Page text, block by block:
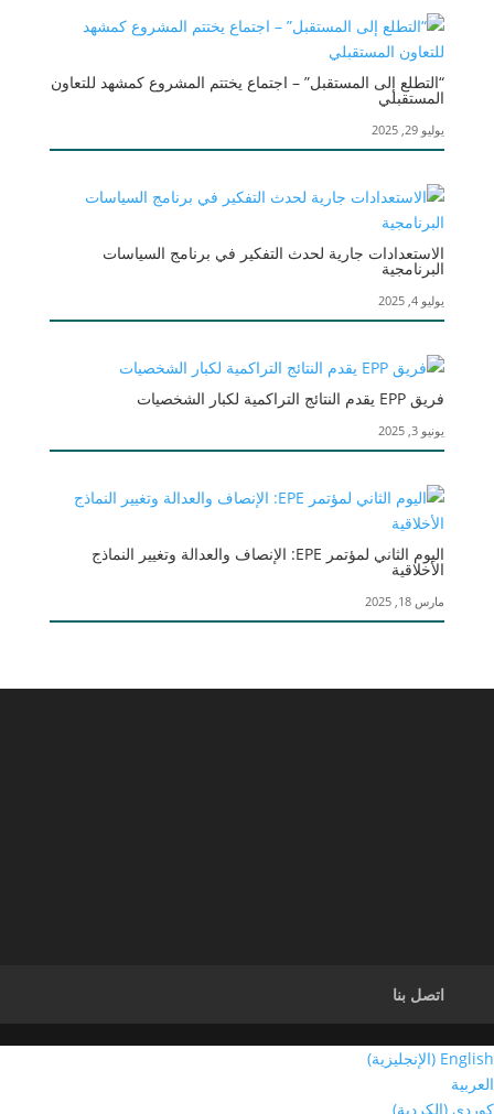
“التطلع إلى المستقبل” – اجتماع يختتم المشروع كمشهد للتعاون
المستقبلي
يوليو 29, 2025
الاستعدادات جارية لحدث التفكير في برنامج السياسات
البرنامجية
يوليو 4, 2025
فريق EPP يقدم النتائج التراكمية لكبار الشخصيات
يونيو 3, 2025
اليوم الثاني لمؤتمر EPE: الإنصاف والعدالة وتغيير النماذج
الأخلاقية
مارس 18, 2025
اتصل بنا
English
(الإنجليزية)
العربية
کوردی (الكردية)